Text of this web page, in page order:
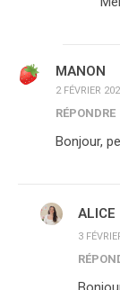
MANON
2 FÉVRIER
RÉPONDRE
Bonjour,
ALICE
3